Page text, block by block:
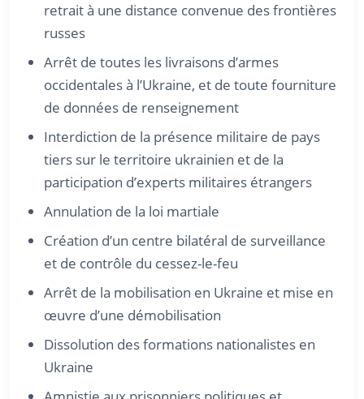
retrait à une distance convenue des frontières
russes
Arrêt de toutes les livraisons d’armes
occidentales à l’Ukraine, et de toute fourniture
de données de renseignement
Interdiction de la présence militaire de pays
tiers sur le territoire ukrainien et de la
participation d’experts militaires étrangers
Annulation de la loi martiale
Création d’un centre bilatéral de surveillance
et de contrôle du cessez-le-feu
Arrêt de la mobilisation en Ukraine et mise en
œuvre d’une démobilisation
Dissolution des formations nationalistes en
Ukraine